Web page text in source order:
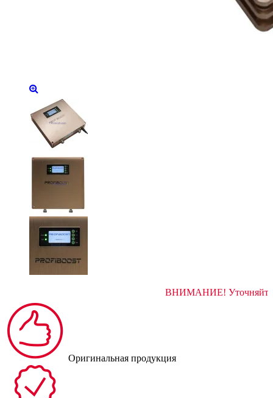
ВНИМАНИЕ!
Оригинальная продукция